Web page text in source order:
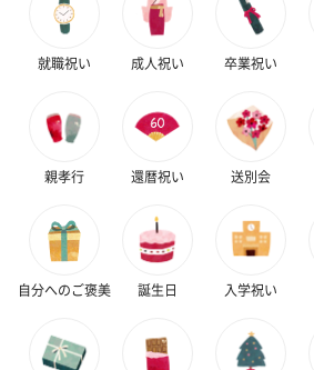
就職祝い 成人祝い 卒業祝い
親孝行 還暦祝い 送別会
自分へのご褒美 誕生日 入学祝い